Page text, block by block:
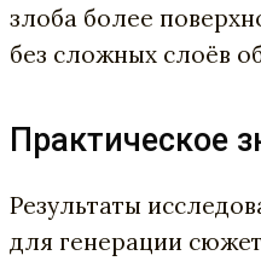
злоба более
без сложных слоёв
Практическое
Результаты
для генерации